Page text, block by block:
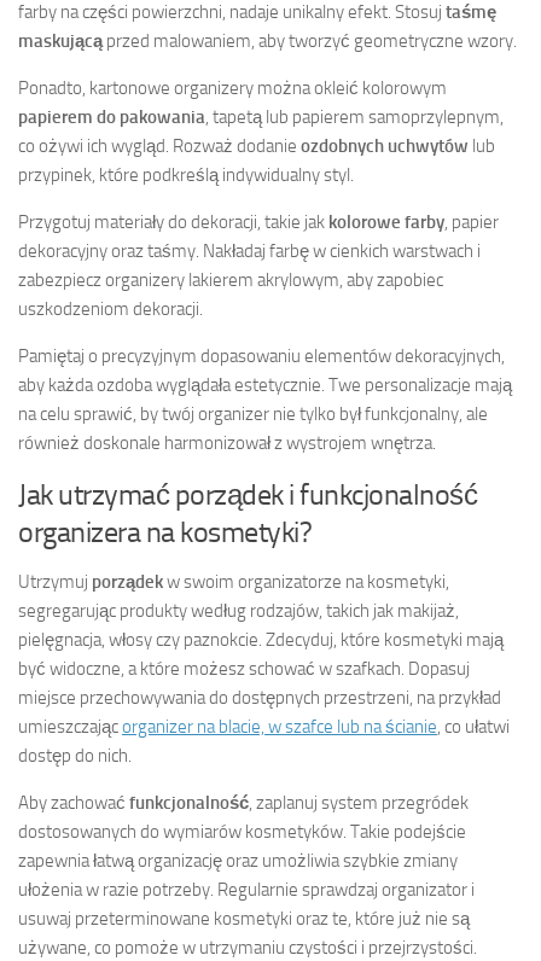
farby na części powierzchni, nadaje unikalny efekt. Stosuj taśmę
maskującąprzed malowaniem, aby tworzyć geometryczne wzory.
Ponadto, kartonowe organizery można okleić kolorowym
papierem do pakowania, tapetą lub papierem samoprzylepnym,
co ożywi ich wygląd. Rozważ dodanie ozdobnych uchwytów lub
przypinek, które podkreślą indywidualny styl.
Przygotuj materiały do dekoracji, takie jak kolorowe farby, papier
dekoracyjny oraz taśmy. Nakładaj farbę w cienkich warstwach i
zabezpiecz organizery lakierem akrylowym, aby zapobiec
uszkodzeniom dekoracji.
Pamiętaj o precyzyjnym dopasowaniu elementów dekoracyjnych,
aby każda ozdoba wyglądała estetycznie. Twe personalizacje mają
na celu sprawić, by twój organizer nie tylko był funkcjonalny, ale
również doskonale harmonizował z wystrojem wnętrza.
Jak utrzymać porządek i funkcjonalność
organizera na kosmetyki?
Utrzymuj porządekw swoim organizatorze na kosmetyki,
segregarując produkty według rodzajów, takich jak makijaż,
pielęgnacja, włosy czy paznokcie. Zdecyduj, które kosmetyki mają
być widoczne, a które możesz schować w szafkach. Dopasuj
miejsce przechowywania do dostępnych przestrzeni, na przykład
umieszczającorganizer na blacie, w szafce lub na ścianie, co ułatwi
dostęp do nich.
Aby zachować funkcjonalność, zaplanuj system przegródek
dostosowanych do wymiarów kosmetyków. Takie podejście
zapewnia łatwą organizację oraz umożliwia szybkie zmiany
ułożenia w razie potrzeby. Regularnie sprawdzaj organizator i
usuwaj przeterminowane kosmetyki oraz te, które już nie są
używane, co pomoże w utrzymaniu czystości i przejrzystości.